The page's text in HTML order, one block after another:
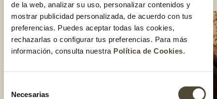
de la web, analizar su uso, personalizar contenidos y
mostrar publicidad personalizada, de acuerdo con tus
preferencias. Puedes aceptar todas las cookies,
rechazarlas o configurar tus preferencias. Para más
información, consulta nuestra Política de Cookies.
Necesarias